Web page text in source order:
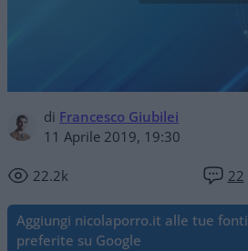
di Francesco Giubilei
11 Aprile 2019, 19:30
22.2k 22
Aggiungi nicolaporro.it alle tue fonti
preferite su Google